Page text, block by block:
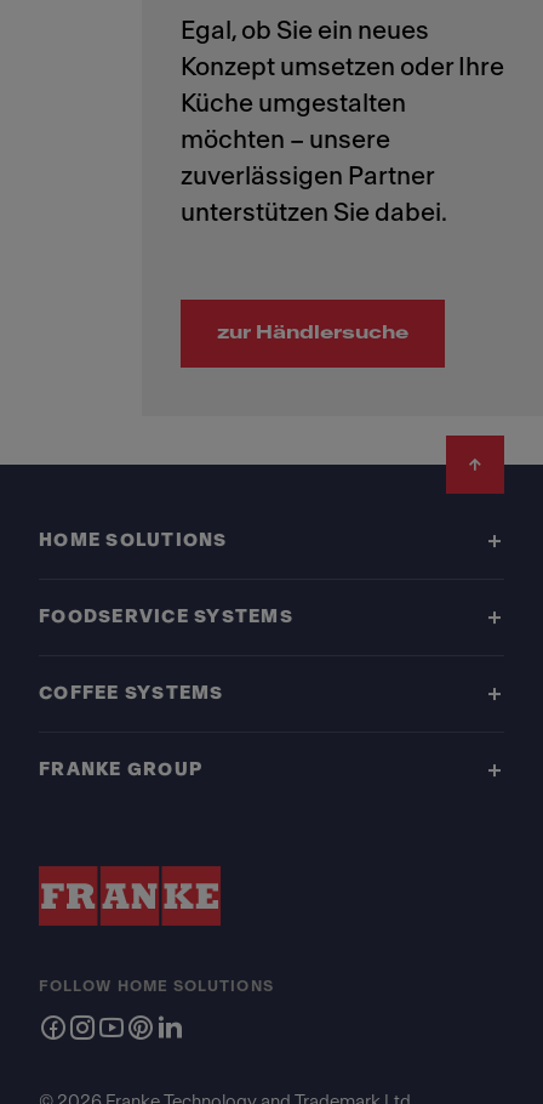
Egal, ob Sie ein neues
Konzept umsetzen oder Ihre
Küche umgestalten
möchten – unsere
zuverlässigen Partner
zur Händlersuche
HOME SOLUTIONS
FOODSERVICE SYSTEMS
COFFEE SYSTEMS
FRANKE GROUP
FOLLOW HOME SOLUTIONS